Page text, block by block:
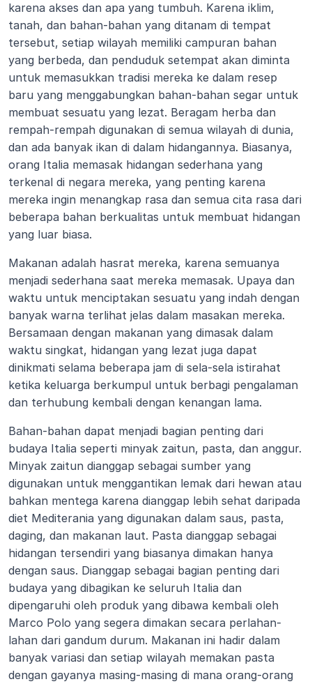
karena akses dan apa yang tumbuh. Karena iklim,
tanah, dan bahan-bahan yang ditanam di tempat
tersebut, setiap wilayah memiliki campuran bahan
yang berbeda, dan penduduk setempat akan diminta
untuk memasukkan tradisi mereka ke dalam resep
baru yang menggabungkan bahan-bahan segar untuk
membuat sesuatu yang lezat. Beragam herba dan
rempah-rempah digunakan di semua wilayah di dunia,
dan ada banyak ikan di dalam hidangannya. Biasanya,
orang Italia memasak hidangan sederhana yang
terkenal di negara mereka, yang penting karena
mereka ingin menangkap rasa dan semua cita rasa dari
beberapa bahan berkualitas untuk membuat hidangan
yang luar biasa.
Makanan adalah hasrat mereka, karena semuanya
menjadi sederhana saat mereka memasak. Upaya dan
waktu untuk menciptakan sesuatu yang indah dengan
banyak warna terlihat jelas dalam masakan mereka.
Bersamaan dengan makanan yang dimasak dalam
waktu singkat, hidangan yang lezat juga dapat
dinikmati selama beberapa jam di sela-sela istirahat
ketika keluarga berkumpul untuk berbagi pengalaman
dan terhubung kembali dengan kenangan lama.
Bahan-bahan dapat menjadi bagian penting dari
budaya Italia seperti minyak zaitun, pasta, dan anggur.
Minyak zaitun dianggap sebagai sumber yang
digunakan untuk menggantikan lemak dari hewan atau
bahkan mentega karena dianggap lebih sehat daripada
diet Mediterania yang digunakan dalam saus, pasta,
daging, dan makanan laut. Pasta dianggap sebagai
hidangan tersendiri yang biasanya dimakan hanya
dengan saus. Dianggap sebagai bagian penting dari
budaya yang dibagikan ke seluruh Italia dan
dipengaruhi oleh produk yang dibawa kembali oleh
Marco Polo yang segera dimakan secara perlahan-
lahan dari gandum durum. Makanan ini hadir dalam
banyak variasi dan setiap wilayah memakan pasta
dengan gayanya masing-masing di mana orang-orang